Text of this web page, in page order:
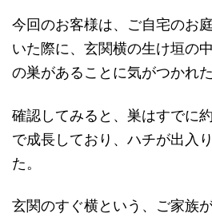
今回のお客様は、ご自宅のお
いた際に、玄関横の生け垣の
の巣があることに気がつかれた
確認してみると、巣はすでに
で成長しており、ハチが出入
た。
玄関のすぐ横という、ご家族